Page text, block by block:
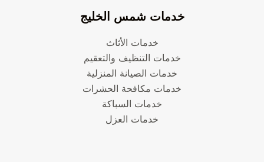
خدمات شمس الخليج
خدمات الأثاث
خدمات التنظيف والتعقيم
خدمات الصيانة المنزلية
خدمات مكافحة الحشرات
خدمات السباكة
خدمات العزل